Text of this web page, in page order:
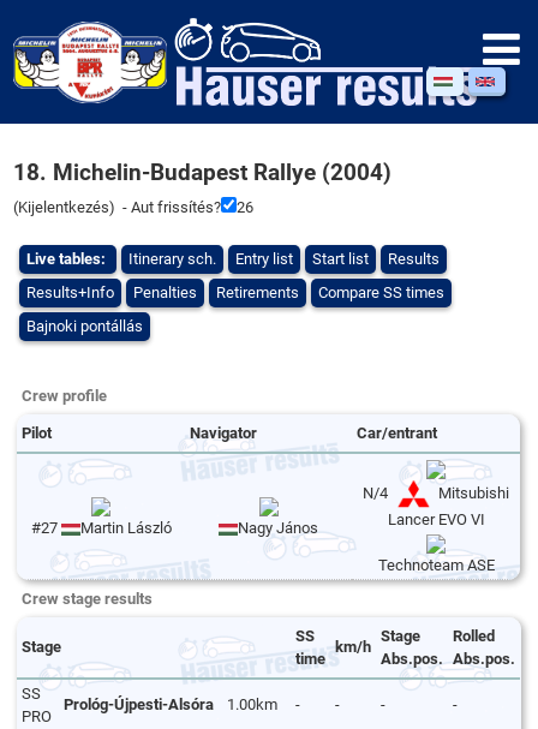
18. Michelin-Budapest Rallye (2004)
(Kijelentkezés) - Aut frissítés? 26
Live tables: Itinerary sch. Entry list Start list
Results
Results+Info
Penalties Retirements
Compare SS times
Bajnoki pontállás
Crew profile
Pilot Navigator Car/entrant
#27 Martin László Nagy János
N/4
Mitsubishi
Lancer EVO VI
Technoteam ASE
Crew stage results
Stage
SS
time
km/h
Stage
Abs.pos.
Rolled
Abs.pos.
SS
PRO
Prológ-Újpesti-Alsóra 1.00km - - - -